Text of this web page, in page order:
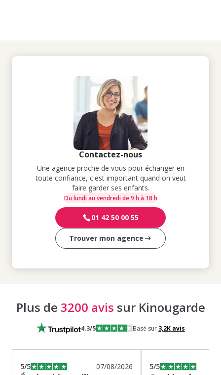
Contactez-nous
Une agence proche de vous pour échanger en
toute confiance, c'est important quand on veut
faire garder ses enfants.
Du lundi au vendredi de 9 h à 18 h
01 42 50 00 55
Trouver mon agence
Plus de 3200 avis sur Kinougarde
4.3/5 Basé sur 3,2Kavis
5/5 07/08/2026 5/5